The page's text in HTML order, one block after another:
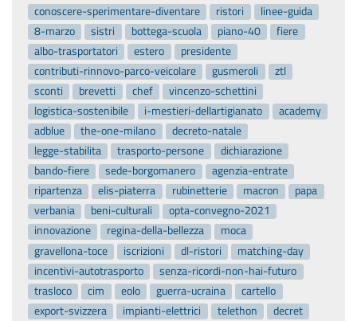
conoscere-sperimentare-diventare
ristori
linee-guida
8-marzo
sistri bottega-scuola piano-40
fiere
albo-trasportatori
estero
presidente
contributi-rinnovo-parco-veicolare
gusmeroli
ztl
sconti
brevetti chef
vincenzo-schettini
logistica-sostenibile
i-mestieri-dellartigianato
academy
adblue
the-one-milano
decreto-natale
legge-stabilita
trasporto-persone
dichiarazione
bando-fiere
sede-borgomanero
agenzia-entrate
ripartenza
elis-piaterra rubinetterie macron
papa
verbania
beni-culturali
opta-convegno-2021
innovazione
regina-della-bellezza
moca
gravellona-toce
iscrizioni dl-ristori
matching-day
incentivi-autotrasporto
senza-ricordi-non-hai-futuro
trasloco
cim eolo guerra-ucraina
cartello
export-svizzera
impianti-elettrici telethon
decret